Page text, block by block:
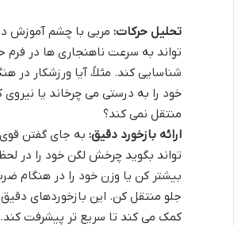
تحلیل حرکات: مربی با چشم آموزش
تواند به سرعت ناهنجاری ها در فرم
شناسایی کند. مثلاً، آیا ورزشکار در
خود را به درستی می چرخاند یا نیروی
منتقل نمی کند؟
ارائه بازخورد دقیق: به جای گفتن
تواند بگوید چرخش لگن خود را در
بیشتر کن یا وزن خود را در هنگام
جلو منتقل کن. این بازخوردهای دقیق
کمک می کند تا سریع تر پیشرفت کند.